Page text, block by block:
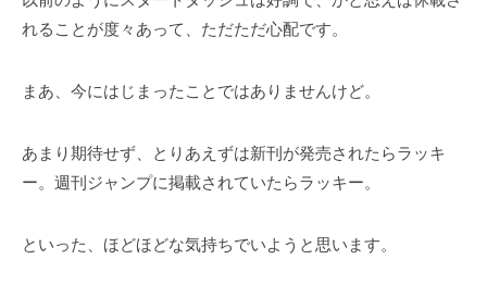
れることが度々あって、ただただ心配です。
まあ、今にはじまったことではありませんけど。
あまり期待せず、とりあえずは新刊が発売されたらラッキ
ー。週刊ジャンプに掲載されていたらラッキー。
といった、ほどほどな気持ちでいようと思います。